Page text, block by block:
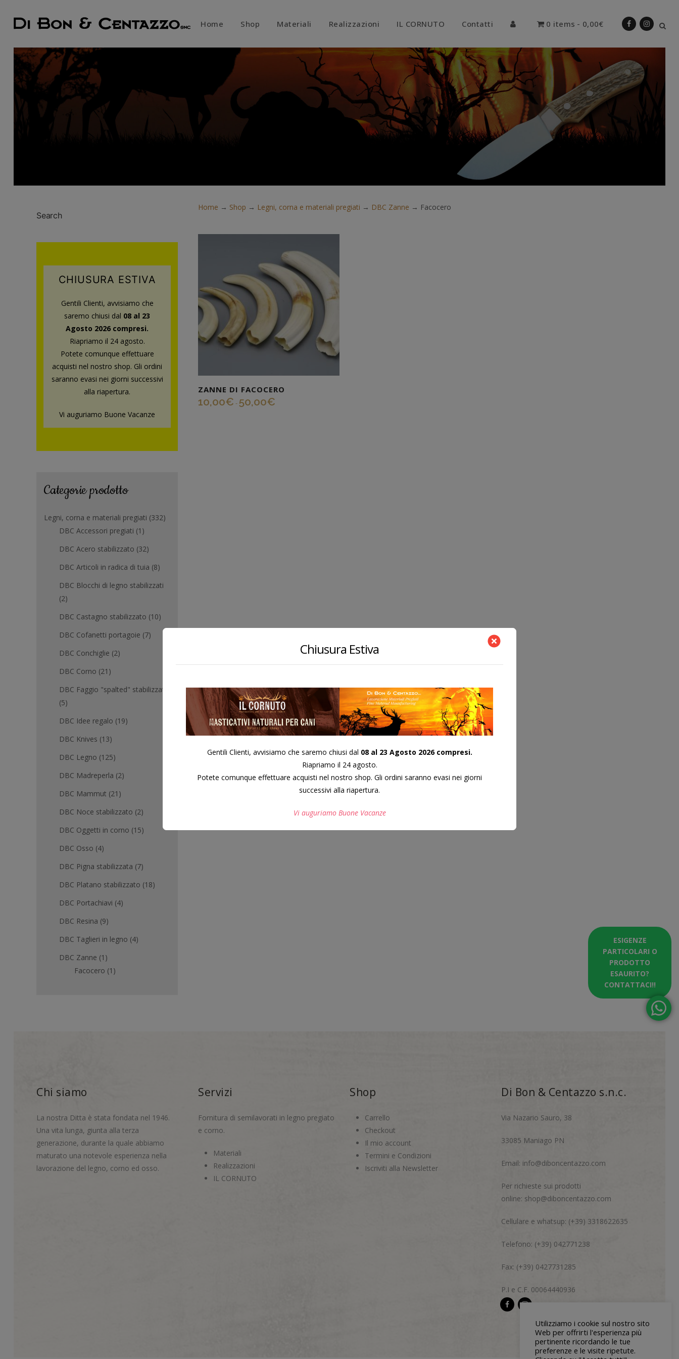
Home Shop Materiali Realizzazioni IL CORNUTO Contatti 0 items 0,00€
Search
CHIUSURA ESTIVA
Gentili Clienti, avvisiamo che
saremo chiusi dal 08 al 23
Agosto 2026 compresi.
Riapriamo il 24 agosto.
Potete comunque effettuare
acquisti nel nostro shop. Gli ordini
saranno evasi nei giorni successivi
alla riapertura.
Vi auguriamo Buone Vacanze
Categorie prodotto
Legni, corna e materiali pregiati (332)
DBC Accessori pregiati (1)
DBC Acero stabilizzato (32)
DBC Articoli in radica di tuia (8)
DBC Blocchi di legno stabilizzati
(2)
DBC Castagno stabilizzato (10)
DBC Cofanetti portagoie (7)
DBC Conchiglie (2)
DBC Corno (21)
DBC Faggio "spalted" stabilizzato
(5)
DBC Idee regalo (19)
DBC Knives (13)
DBC Legno (125)
DBC Madreperla (2)
DBC Mammut (21)
DBC Noce stabilizzato (2)
DBC Oggetti in corno (15)
DBC Osso (4)
DBC Pigna stabilizzata (7)
DBC Platano stabilizzato (18)
DBC Portachiavi (4)
DBC Resina (9)
DBC Taglieri in legno (4)
DBC Zanne (1)
Facocero (1)
Home → Shop → Legni, corna e materiali pregiati → DBC Zanne → Facocero
ZANNE DI FACOCERO
10,00€ -50,00€
Chi siamo
La nostra Ditta è stata fondata nel 1946.
Una vita lunga, giunta alla terza
generazione, durante la quale abbiamo
maturato una notevole esperienza nella
lavorazione del legno, corno ed osso.
Servizi
Fornitura di semilavorati in legno pregiato
e corno.
Materiali
Realizzazioni
IL CORNUTO
Shop
Carrello
Checkout
Il mio account
Termini e Condizioni
Iscriviti alla Newsletter
Di Bon & Centazzo s.n.c.
Via Nazario Sauro, 38
33085 Maniago PN
Email: info@diboncentazzo.com
Per richieste sui prodotti
online: shop@diboncentazzo.com
Cellulare e whatsup: (+39) 3318622635
Telefono: (+39) 042771238
Fax: (+39) 0427731285
P.I e C.F. 00064440936
Utilizziamo i cookie sul nostro sito
Web per offrirti l'esperienza più
pertinente ricordando le tue
preferenze e le visite ripetute.
ESIGENZE
PARTICOLARI O
PRODOTTO
ESAURITO?
CONTATTACI!!
Chiusura Estiva
Gentili Clienti, avvisiamo che saremo chiusi dal 08 al 23 Agosto 2026 compresi.
Riapriamo il 24 agosto.
Potete comunque effettuare acquisti nel nostro shop. Gli ordini saranno evasi nei giorni
successivi alla riapertura.
Vi auguriamo Buone Vacanze